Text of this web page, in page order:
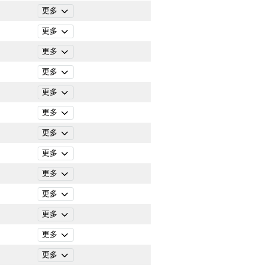
更多
更多
更多
更多
更多
更多
更多
更多
更多
更多
更多
更多
更多